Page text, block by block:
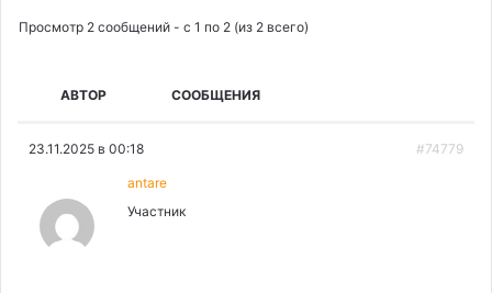
Просмотр 2 сообщений - с 1 по 2 (из 2 всего)
АВТОР СООБЩЕНИЯ
23.11.2025 в 00:18 #74779
antare
Участник